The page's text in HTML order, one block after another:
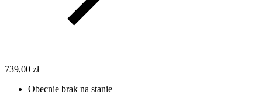
739,00 zł
Obecnie brak na stanie